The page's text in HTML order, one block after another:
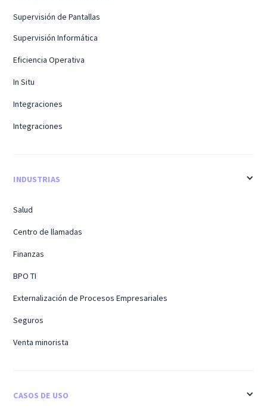
Supervisión de Pantallas
Supervisión Informática
Eficiencia Operativa
In Situ
Integraciones
Integraciones
INDUSTRIAS
Salud
Centro de llamadas
Finanzas
BPO TI
Externalización de Procesos Empresariales
Seguros
Venta minorista
CASOS DE USO